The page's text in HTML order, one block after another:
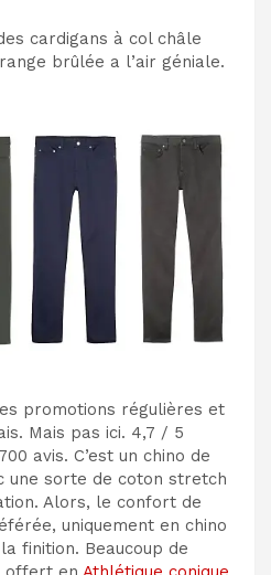
cardigans à col châle
brûlée a l’air géniale.
promotions régulières et
Mais pas ici. 4,7 / 5
avis. C’est un chino de
une sorte de coton stretch
Alors, le confort de
uniquement en chino
finition. Beaucoup de